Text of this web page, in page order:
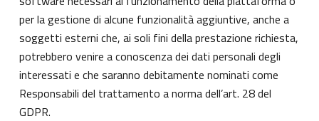
per la gestione di alcune funzionalità aggiuntive, anche a
soggetti esterni che, ai soli fini della prestazione richiesta,
potrebbero venire a conoscenza dei dati personali degli
interessati e che saranno debitamente nominati come
Responsabili del trattamento a norma dell’art. 28 del
GDPR.